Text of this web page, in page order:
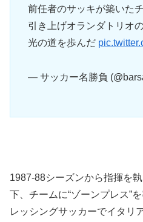
前任者のサッキが築いた
引き上げオランダトリオ
光の道を歩んだ
— サッカー名勝負
1987-88シーズンから指揮を
下、チームに“ゾーンプレス”
レッシングサッカーでイタリ